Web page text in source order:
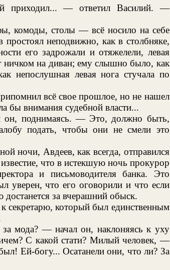
приходил... — ответил Василий. —
комоды, столы — всё носило на себе
неподвижно, как в столбняке,
его задрожали и отяжелели, левая
ничком на диван; ему слышно было, как
непослушная левая нога стучала по
всё свое прошлое, но не нашел
бы внимания судебной власти...
поднимаясь. — Это, должно быть,
подать, чтобы они не смели это
ночи, Авдеев, как всегда, отправился
что в истекшую ночь прокурор
и письмоводителя банка. Это
уверен, что его оговорили и что если
достанется за вчерашний обыск.
секретарю, который был единственным
мода? — начал он, наклоняясь к уху
С какой стати? Милый человек, —
Ей-богу... Осатанели они, что ли? За